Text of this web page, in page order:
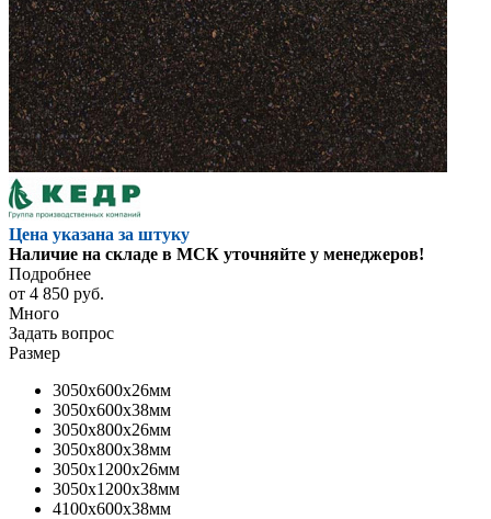
Цена указана за штуку
Наличие на складе в МСК уточняйте у менеджеров!
Подробнее
от 4 850 руб.
Много
Задать вопрос
Размер
3050x600x26мм
3050x600x38мм
3050x800x26мм
3050x800x38мм
3050x1200x26мм
3050x1200x38мм
4100x600x38мм